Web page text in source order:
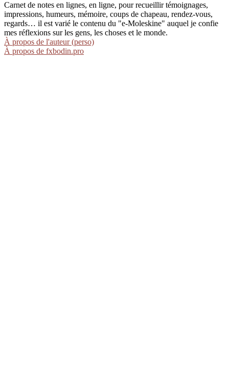
Carnet de notes en lignes, en ligne, pour recueillir témoignages,
impressions, humeurs, mémoire, coups de chapeau, rendez-vous,
regards… il est varié le contenu du "e-Moleskine" auquel je confie
mes réflexions sur les gens, les choses et le monde.
À propos de l'auteur (perso)
À propos de fxbodin.pro